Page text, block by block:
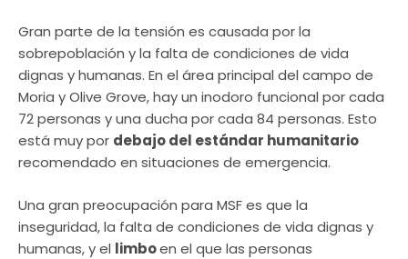
Gran parte de la tensión es causada por la
sobrepoblación y la falta de condiciones de vida
dignas y humanas. En el área principal del campo de
Moria y Olive Grove, hay un inodoro funcional por cada
72 personas y una ducha por cada 84 personas. Esto
está muy por debajo del estándar humanitario
recomendado en situaciones de emergencia.
Una gran preocupación para MSF es que la
inseguridad, la falta de condiciones de vida dignas y
humanas, y el limboen el que las personas